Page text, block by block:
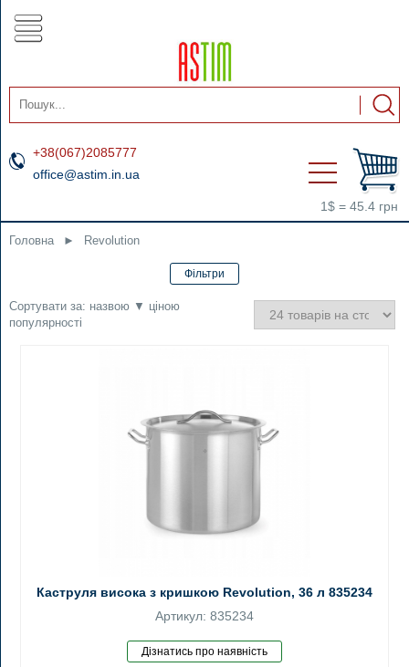
+38(067)2085777
office@astim.in.ua
1$ = 45.4 грн
Головна ► Revolution
Сортувати за: назвою ▼ ціною
популярності
Каструля висока з кришкою Revolution, 36 л 835234
Артикул: 835234